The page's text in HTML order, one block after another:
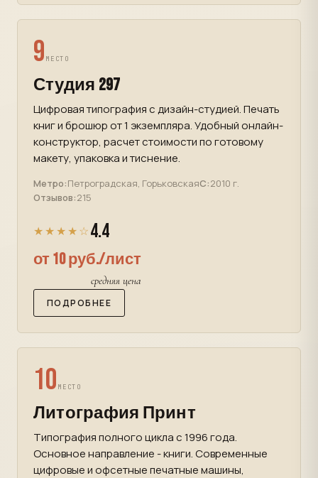
9 МЕСТО
Студия 297
Цифровая типография с дизайн-студией. Печать
книг и брошюр от 1 экземпляра. Удобный онлайн-
конструктор, расчет стоимости по готовому
макету, упаковка и тиснение.
Метро:Петроградская, ГорьковскаяС:2010 г.
Отзывов:215
★★★★☆ 4.4
от 10 руб./лист
средняя цена
ПОДРОБНЕЕ
10 МЕСТО
Литография Принт
Типография полного цикла с 1996 года.
Основное направление - книги. Современные
цифровые и офсетные печатные машины,